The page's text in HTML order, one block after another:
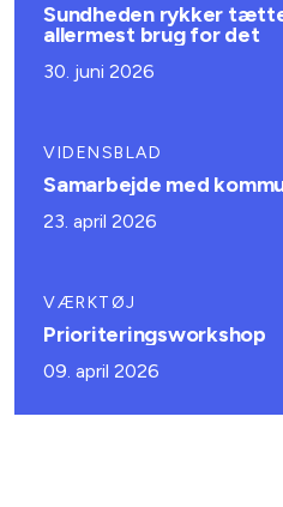
Sundheden rykker
allermest brug for det
30. juni 2026
VIDENSBLAD
Samarbejde med
23. april 2026
VÆRKTØJ
Prioriteringsworkshop
09. april 2026